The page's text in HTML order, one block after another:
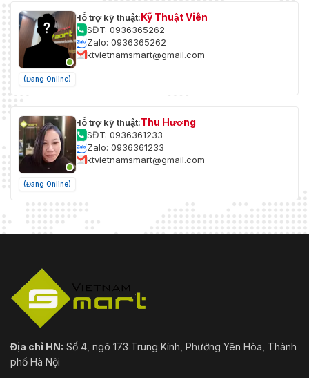
(Đang Online)
Hỗ trợ kỹ thuật:Kỹ Thuật Viên
SĐT: 0936365262
Zalo: 0936365262
ktvietnamsmart@gmail.com
(Đang Online)
Hỗ trợ kỹ thuật:Thu Hương
SĐT: 0936361233
Zalo: 0936361233
ktvietnamsmart@gmail.com
Địa chỉ HN: Số 4, ngõ 173 Trung Kính, Phường Yên Hòa, Thành
phố Hà Nội